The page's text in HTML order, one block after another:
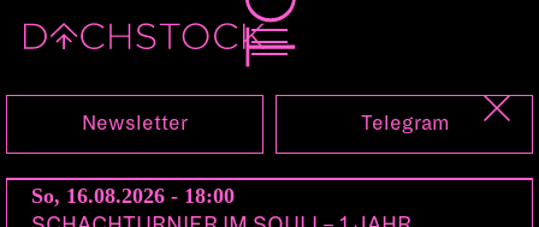
Fr, 25.09.2026
Newsletter Telegram
So, 16.08.2026 - 18:00